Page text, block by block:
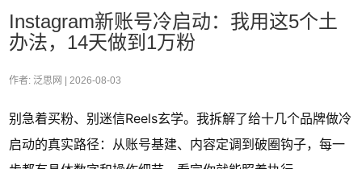
Instagram新账号冷启动：我用这5个土
办法，14天做到1万粉
作者: 泛思网 | 2026-08-03
别急着买粉、别迷信Reels玄学。我拆解了给十几个品牌做冷
启动的真实路径：从账号基建、内容定调到破圈钩子，每一